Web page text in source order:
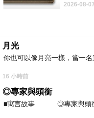
抽象韻味
2026-08-07
月光
你也可以像月亮一樣，當一
16 小時前
◎專家與頭銜
■寓言故事 ◎專家與頭
⊕潘文